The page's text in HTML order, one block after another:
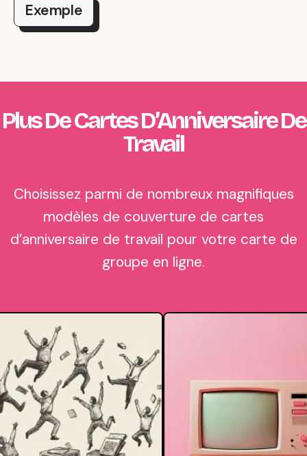
Exemple
Plus De Cartes D’Anniversaire De
Travail
Choisissez parmi de nombreux magnifiques
modèles de couverture de cartes
d’anniversaire de travail pour votre carte de
groupe en ligne.